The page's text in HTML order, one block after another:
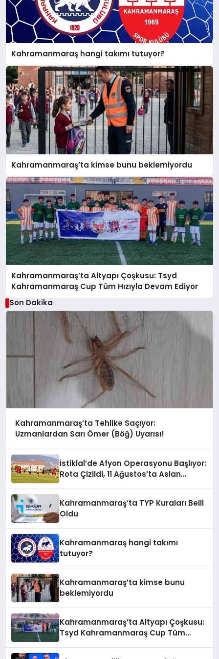
Kahramanmaraş hangi takımı tutuyor?
Kahramanmaraş’ta kimse bunu beklemiyordu
Kahramanmaraş’ta Altyapı Çoşkusu: Tsyd
Kahramanmaraş Cup Tüm Hızıyla Devam Ediyor
Son Dakika
Kahramanmaraş’ta Tehlike Saçıyor:
Uzmanlardan Sarı Ömer (Böğ) Uyarısı!
İstiklal’de Afyon Operasyonu Başlıyor:
Rota Çizildi, 11 Ağustos’ta Aslan
Kahramanmaraş’ta TYP Kuraları Belli
Oldu
Kahramanmaraş hangi takımı
tutuyor?
Kahramanmaraş’ta kimse bunu
beklemiyordu
Kahramanmaraş’ta Altyapı Çoşkusu:
Tsyd Kahramanmaraş Cup Tüm